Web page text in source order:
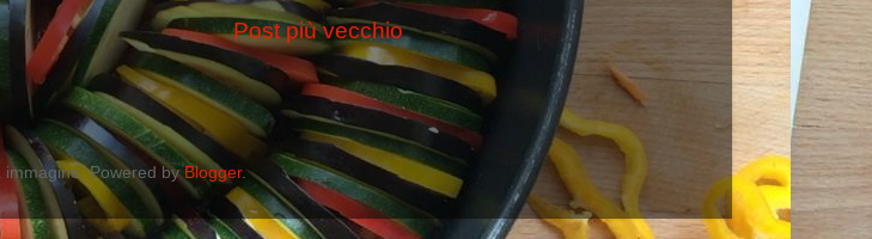
Post più vecchio
immagine. Powered by Blogger.